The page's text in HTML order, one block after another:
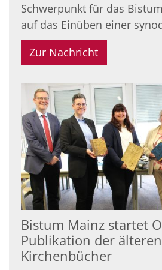
Schwerpunkt für das
auf das Einüben einer
Zur Nachricht
Bistum Mainz startet
Publikation der älteren
Kirchenbücher